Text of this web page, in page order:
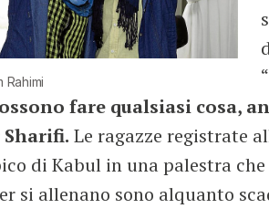
Rahimi
fare qualsiasi cosa,
Sharifi. Le ragazze registrate
di Kabul in una palestra
si allenano sono alquanto